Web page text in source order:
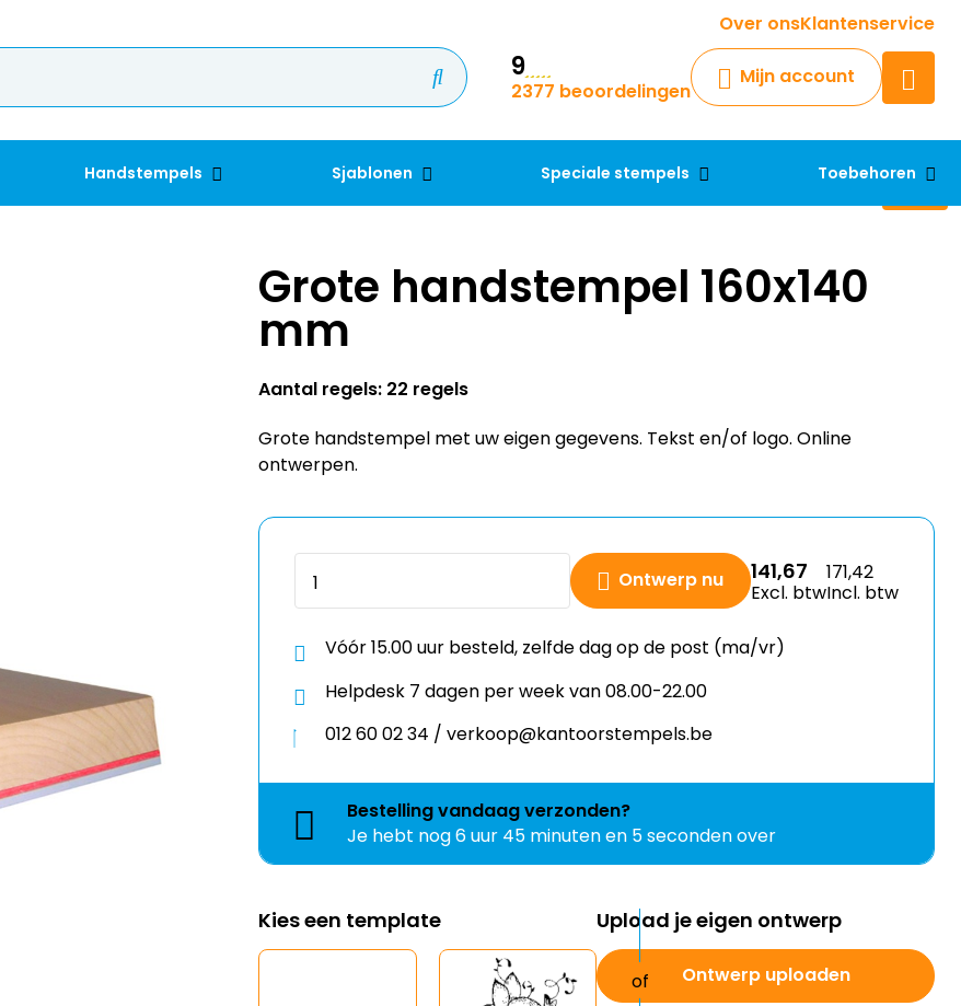
Over onsKlantenservice
9
2377 beoordelingen
Mijn account
Handstempels Sjablonen Speciale stempels Toebehoren
Krijg een antwoord op uw vraag
Chatbot
Chat 24/7 met onze chatbot
Contact
Grote handstempel 160x140
mm
Aantal regels: 22 regels
Grote handstempel met uw eigen gegevens. Tekst en/of logo. Online
ontwerpen.
Ontwerp nu 141,67
Excl. btw
171,42
Incl. btw
Vóór 15.00 uur besteld, zelfde dag op de post (ma/vr)
Helpdesk 7 dagen per week van 08.00-22.00
012 60 02 34 / verkoop@kantoorstempels.be
Bestellingvandaagverzonden?
Je hebt nog6 uur 45 minuten en 4 seconden over
Kies een template Upload je eigen ontwerp
Ontwerp uploaden